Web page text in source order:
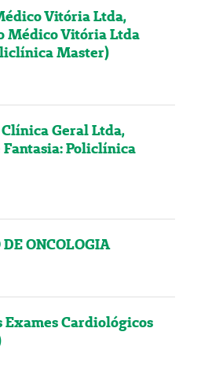
Vitória Ltda,
Médico Vitória Ltda
Master)
Geral Ltda,
Policlínica
ONCOLOGIA
Cardiológicos